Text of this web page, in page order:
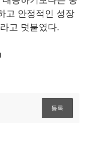
고 안정적인 성장
고 덧붙였다.